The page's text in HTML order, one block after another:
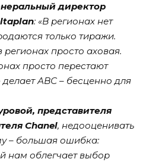
директор
: «В регионах нет
только тиражи.
просто аховая.
просто перестают
делает АВС – бесценно для
представителя
Chanel, недооценивать
– большая ошибка:
нам облегчает выбор